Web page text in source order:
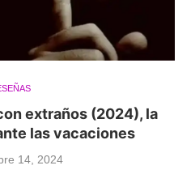
extraños (2024), la
las vacaciones
14, 2024